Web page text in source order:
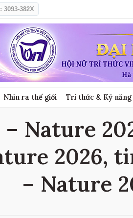
3093-382X
Nhìn ra thế giới Tri thức & Kỹ năng
Nature
2026,
– Nature